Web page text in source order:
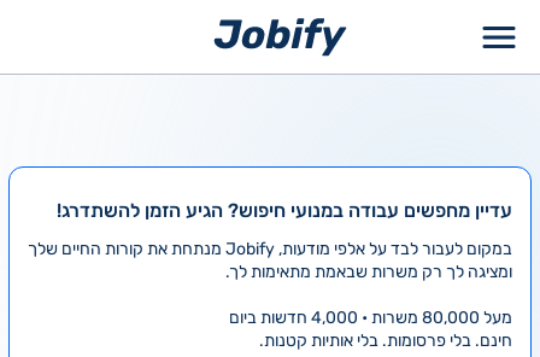
עדיין מחפשים עבודה במנועי חיפוש? הגיע הזמן להשתדרג!
במקום לעבור לבד על אלפי מודעות, Jobify מנתחת את קורות החיים שלך
ומציגה לך רק משרות שבאמת מתאימות לך.
מעל 80,000 משרות • 4,000 חדשות ביום
חינם. בלי פרסומות. בלי אותיות קטנות.